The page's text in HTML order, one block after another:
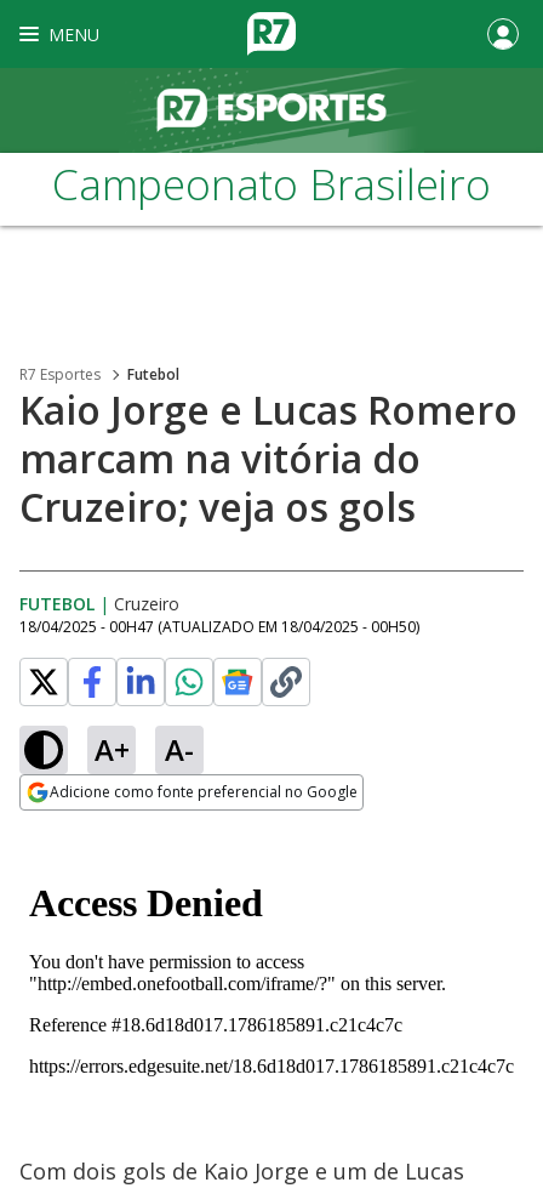
MENU
Campeonato Brasileiro
R7 Esportes Futebol
Kaio Jorge e Lucas Romero
marcam na vitória do
Cruzeiro; veja os gols
FUTEBOL | Cruzeiro
18/04/2025 - 00H47 (ATUALIZADO EM 18/04/2025 - 00H50)
A+ A-
Adicione como fonte preferencial no Google
Com dois gols de Kaio Jorge e um de Lucas